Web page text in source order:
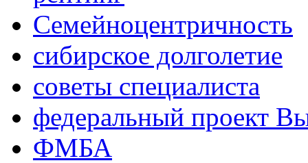
Семейноцентричность
сибирское долголетие
советы специалиста
федеральный проект
ФМБА